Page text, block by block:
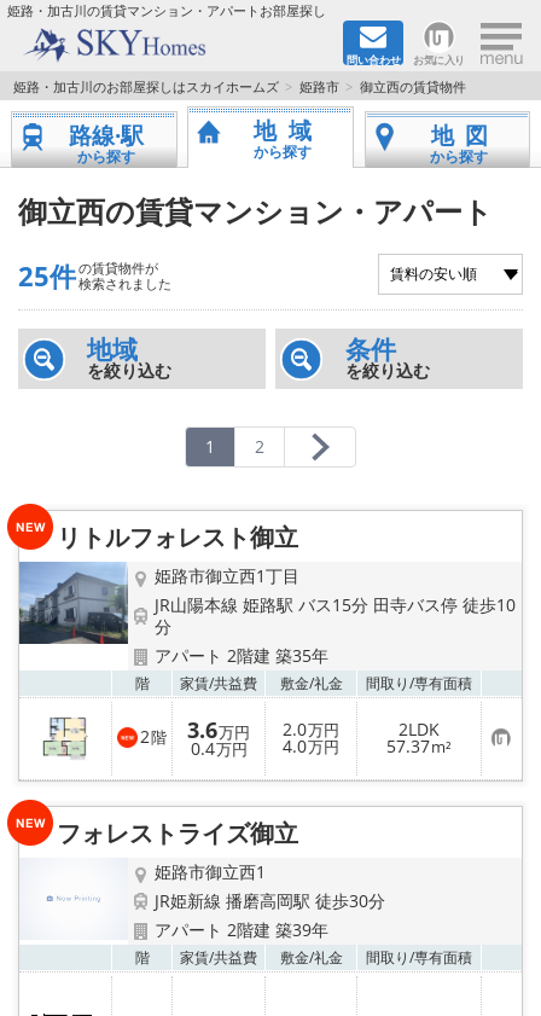
姫路・加古川の賃貸マンション・アパートお部屋探し
問い合わせ お気に入り ×
TOPページ
都市ガス·オール電化
☆新築物件☆
☆敷金＆礼金0円物件☆
☆ペット飼育可能物件☆
☆ネット無料☆
地図から探す
スタッフ紹介
店舗情報·アクセス
会社概要
メールでお問い合わせ
姫路・加古川のお部屋探しはスカイホームズ 姫路市 御立西の賃貸物件
路線·駅
から探す
地域
から探す
地図
から探す
御立西の賃貸マンション・アパート
25件の賃貸物件が
検索されました
地域
を絞り込む
条件
を絞り込む
1 2
リトルフォレスト御立
姫路市御立西1丁目
JR山陽本線 姫路駅 バス15分 田寺バス停 徒歩10
分
アパート 2階建 築35年
階 家賃/共益費 敷金/礼金 間取り/専有面積
2階 3.6万円
0.4万円
2.0万円
4.0万円
2LDK
57.37m² お
気
に
り
フォレストライズ御立
姫路市御立西1
JR姫新線 播磨高岡駅 徒歩30分
アパート 2階建 築39年
階 家賃/共益費 敷金/礼金 間取り/専有面積